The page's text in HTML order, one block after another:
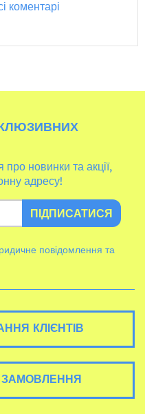
коментарі
новинки та акції,
адресу!
ПІДПИСАТИСЯ
повідомлення та
КЛІЄНТІВ